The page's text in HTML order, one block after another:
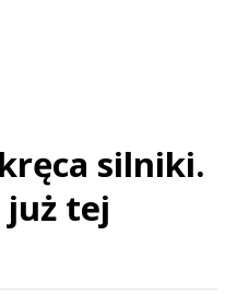
silniki.
już tej